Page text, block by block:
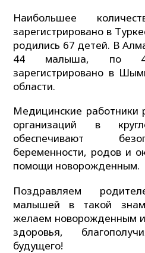
Наибольшее
зарегистрировано в
родились 67 детей. В
44 малыша, по 40
зарегистрировано в
области.
Медицинские работники
организаций в
обеспечивают
беременности, родов и
помощи новорожденным.
Поздравляем
малышей в такой
желаем новорожденным
здоровья,
будущего!